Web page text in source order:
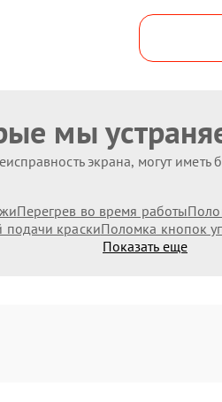
мы
экрана, могут
Перегрев во время работы
подачи краскиПоломка кнопок
Показать еще